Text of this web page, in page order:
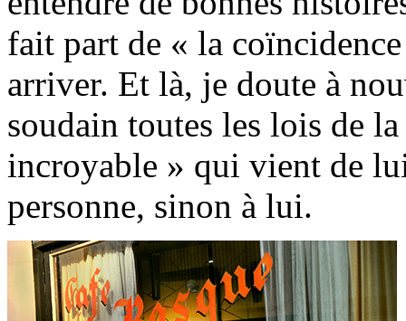
fait part de « la
arriver. Et là, je doute à
soudain toutes les lois de
incroyable » qui vient de
personne, sinon à lui.